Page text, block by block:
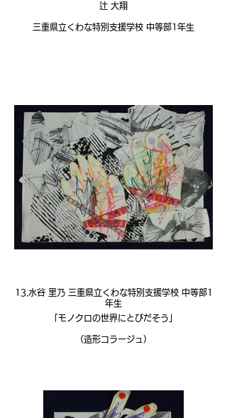
辻 大翔
三重県立くわな特別支援学校 中等部1年生
13.水谷 里乃 三重県立くわな特別支援学校 中等部1
年生
「モノクロの世界にとびだそう」
（造形コラージュ）